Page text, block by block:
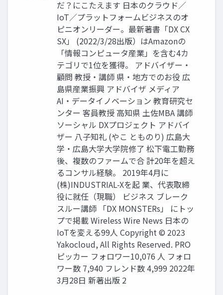
だ？にこたえます 日本のクラウド／
IoT／プラットフォームビジネスのオ
ピニオンリーダー。最新著書「DX CX
SX」 (2022/3/28出版）はAmazonの
「情報コンピュータ産業」を含む4カ
テゴリで1位を獲得。 アドバイザー・
顧問 教授・講師 県・地方でのお役 広
島県産業振興 アドバイザ メディア
AI・データイノベーション 教育研究セ
ンター 客員教授 高知県 土佐MBA 講師
ソーシャル DXプロジェクト アドバイ
ザー 八子知礼 (やこ とものり) 広島大
学・広島大学大学院修了 松下電工勤務
後、複数のファームで合 計20年を超え
るコンサル経験。 2019年4月に
(株)INDUSTRIAL-Xを起 業、代表取締
役に就任（現職） ビジネス ブレーク
スルー講師 「DX MONSTERs」 にトッ
プで掲載 Wireless Wire News 日本の
IoTを変える99人 Copyright © 2023
Yakocloud, All Rights Reserved. PRO
ピッカー フォロワー10,076 人 フォロ
ワー数 7,940 フレンド数 4,999 2022年
3月28日 新著出版 2